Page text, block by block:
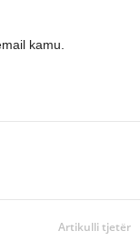
kamu.
Artikulli tjetër